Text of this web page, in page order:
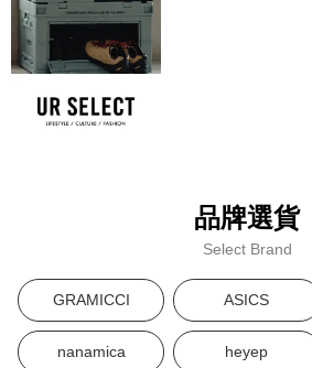
品牌選貨
Select Brand
GRAMICCI ASICS
nanamica heyep